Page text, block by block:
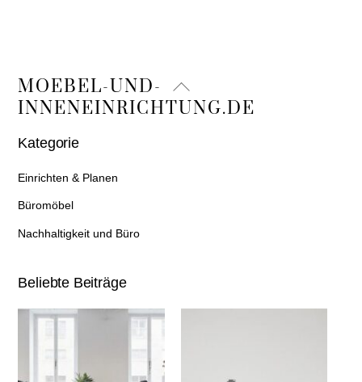
Back
To
MOEBEL-UND-
INNENEINRICHTUNG.DE
Kategorie
Einrichten & Planen
Büromöbel
Nachhaltigkeit und Büro
Beliebte Beiträge